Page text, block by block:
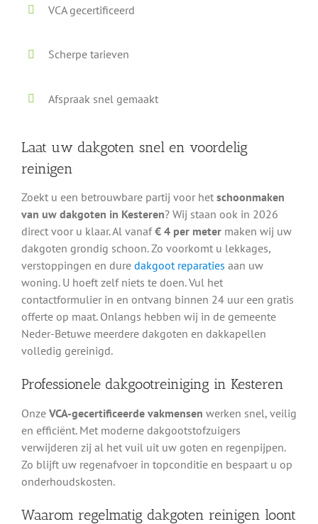
VCA gecertificeerd
Scherpe tarieven
Afspraak snel gemaakt
Laat uw dakgoten snel en voordelig
reinigen
Zoekt u een betrouwbare partij voor het schoonmaken
van uw dakgoten in Kesteren? Wij staan ook in 2026
direct voor u klaar. Al vanaf€ 4 per metermaken wij uw
dakgoten grondig schoon. Zo voorkomt u lekkages,
verstoppingen en dure dakgoot reparaties aan uw
woning. U hoeft zelf niets te doen. Vul het
contactformulier in en ontvang binnen 24 uur een gratis
offerte op maat. Onlangs hebben wij in de gemeente
Neder-Betuwe meerdere dakgoten en dakkapellen
volledig gereinigd.
Professionele dakgootreiniging in Kesteren
Onze VCA-gecertificeerde vakmensen werken snel, veilig
en efficiënt. Met moderne dakgootstofzuigers
verwijderen zij al het vuil uit uw goten en regenpijpen.
Zo blijft uw regenafvoer in topconditie en bespaart u op
onderhoudskosten.
Waarom regelmatig dakgoten reinigen loont